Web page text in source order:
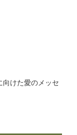
けた愛のメッセ